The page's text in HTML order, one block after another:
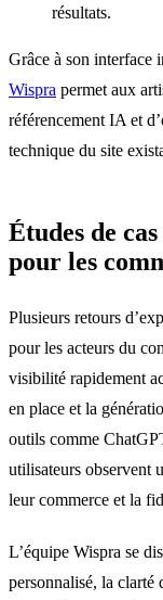
résultats.
Grâce à son interface
Wispra permet aux
référencement IA et
technique du site
Études de
pour les
Plusieurs retours
pour les acteurs du
visibilité rapidement
en place et la
outils comme
utilisateurs observent
leur commerce et la
L’équipe Wispra se
personnalisé, la clarté